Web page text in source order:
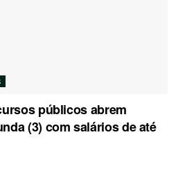
públicos abrem
(3) com salários de até